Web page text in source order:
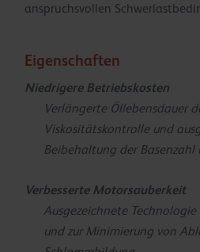
anspruchsvollen
Eigenschaften
Niedrigere Betriebskosten
Verlängerte Öllebensdauer
Viskositätskontrolle und
Beibehaltung der
Verbesserte Motorsauberkeit
Ausgezeichnete
und zur Minimierung von